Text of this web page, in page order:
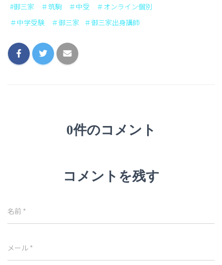
#御三家 ＃筑駒 ＃中受 ＃オンライン個別
＃中学受験 ＃御三家
＃御三家出身講師
0件のコメント
コメントを残す
名前 *
メール *